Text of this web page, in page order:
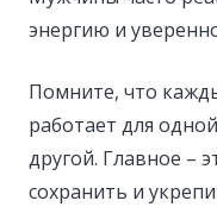
энергию и
Помните, что
работает для
другой. Главное –
сохранить и